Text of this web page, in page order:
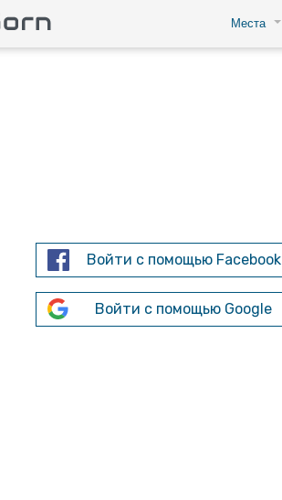
Места
Войти с помощью Facebook
Войти с помощью Google